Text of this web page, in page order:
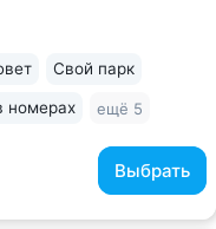
по лесу
Выбрать
Свой парк
номерах ещё 5